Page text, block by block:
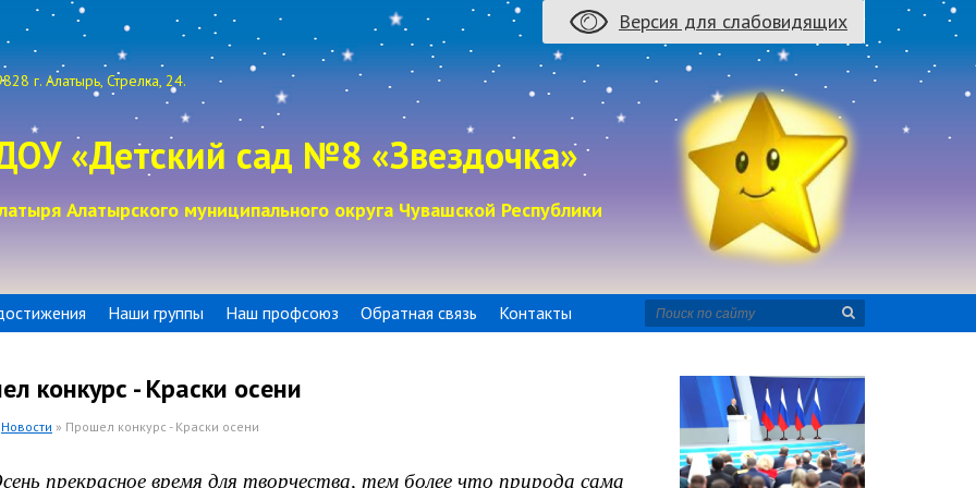
Версия для слабовидящих
г. Алатырь, Стрелка, 24.
«Детский сад №8 «Звездочка»
Алатырского муниципального округа Чувашской Республики
Наши группы Наш профсоюз Обратная связь Контакты
конкурс - Краски осени
Новости » Прошел конкурс - Краски осени
время для творчества, тем более что природа сама